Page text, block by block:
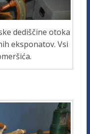
dediščine otoka
eksponatov. Vsi